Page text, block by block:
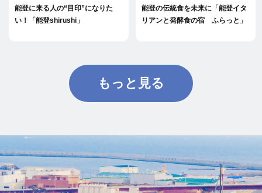
能登に来る人の“目印”になりた
い！「能登shirushi」
能登の伝統食を未来に「能登イタ
リアンと発酵食の宿 ふらっと」
もっと見る